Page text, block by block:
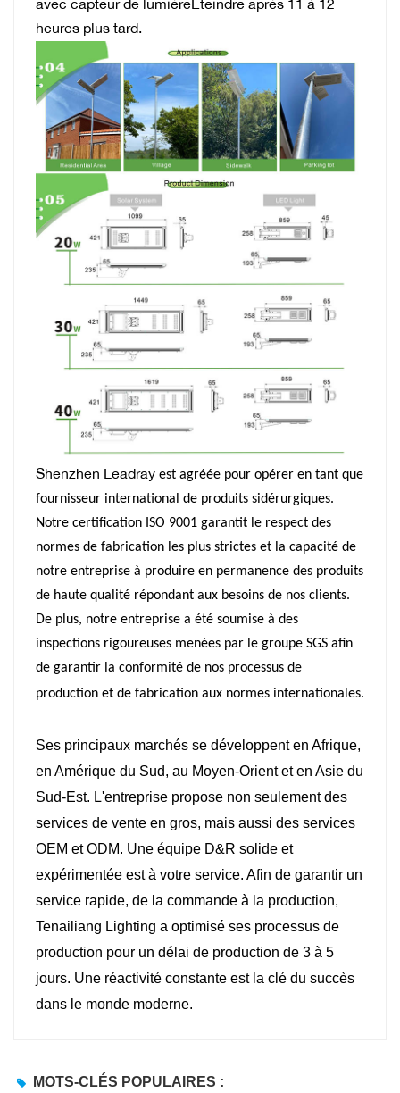
avec capteur de lumièreÉteindre après 11 à 12
heures plus tard.
Shenzhen Leadray est agréée pour opérer en tant que
fournisseur international de produits sidérurgiques.
Notre certification ISO 9001 garantit le respect des
normes de fabrication les plus strictes et la capacité de
notre entreprise à produire en permanence des produits
de haute qualité répondant aux besoins de nos clients.
De plus, notre entreprise a été soumise à des
inspections rigoureuses menées par le groupe SGS afin
de garantir la conformité de nos processus de
production et de fabrication aux normes internationales.
Ses principaux marchés se développent en Afrique,
en Amérique du Sud, au Moyen-Orient et en Asie du
Sud-Est. L'entreprise propose non seulement des
services de vente en gros, mais aussi des services
OEM et ODM. Une équipe D&R solide et
expérimentée est à votre service. Afin de garantir un
service rapide, de la commande à la production,
Tenailiang Lighting a optimisé ses processus de
production pour un délai de production de 3 à 5
jours. Une réactivité constante est la clé du succès
dans le monde moderne.
MOTS-CLÉS POPULAIRES :